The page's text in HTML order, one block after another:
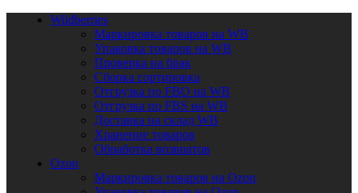
Wildberries
Маркировка товаров на WB
Упаковка товаров на WB
Проверка на брак
Сборка сортировка
Отгрузка по FBO на WB
Отгрузка по FBS на WB
Доставка на склад WB
Хранение товаров
Обработка возвратов
Ozon
Маркировка товаров на Ozon